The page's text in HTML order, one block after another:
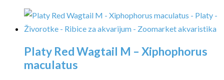
Platy Red Wagtail M – Xiphophorus
maculatus